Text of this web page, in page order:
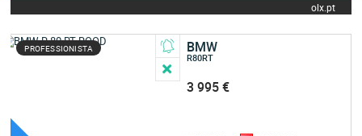
olx.pt
PROFESSIONISTA BMW
R80RT
3 995 €